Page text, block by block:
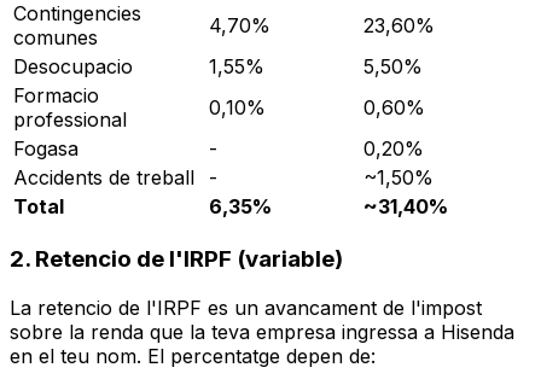
Contingencies
comunes
4,70%
23,60%
Desocupacio
1,55%
5,50%
Formacio
professional
0,10%
0,60%
Fogasa
-
0,20%
Accidents de treball
-
~1,50%
Total
6,35% ~31,40%
2. Retencio de l'IRPF (variable)
La retencio de l'IRPF es un avancament de l'impost
sobre la renda que la teva empresa ingressa a Hisenda
en el teu nom. El percentatge depen de: